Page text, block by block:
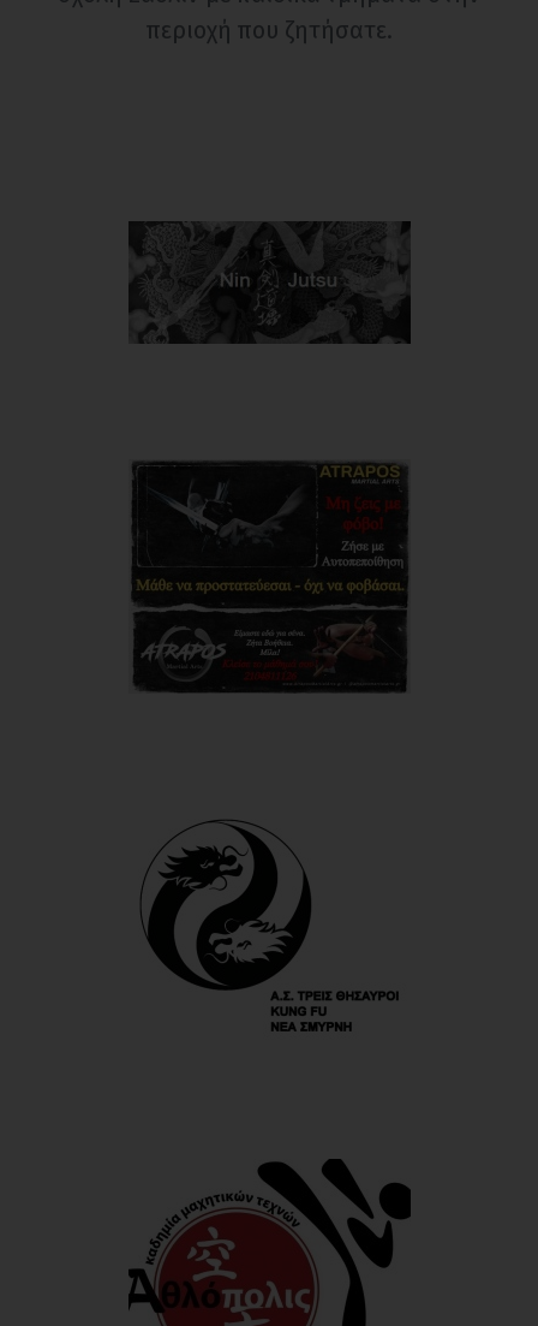
περιοχή που ζητήσατε.